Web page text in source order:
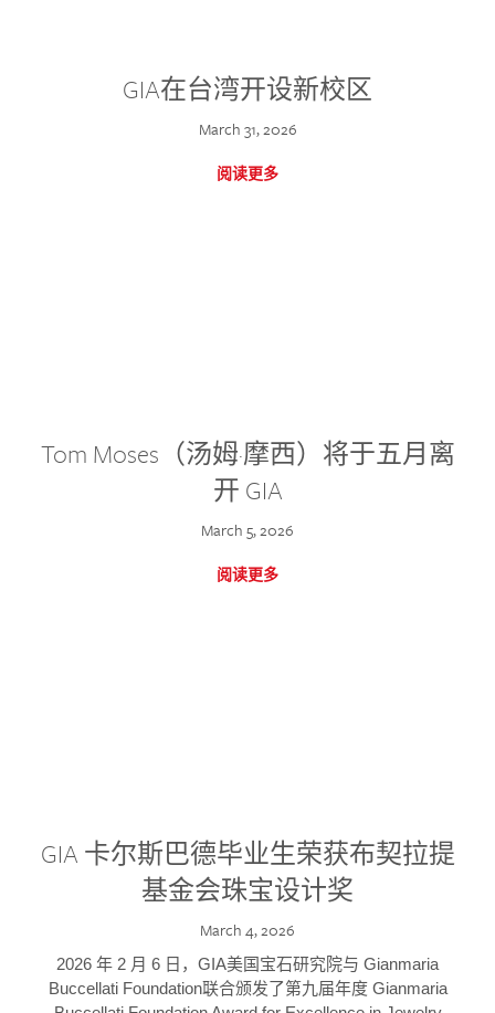
GIA在台湾开设新校区
March 31, 2026
阅读更多
Tom Moses（汤姆·摩西）将于五月离
开 GIA
March 5, 2026
阅读更多
GIA 卡尔斯巴德毕业生荣获布契拉提
基金会珠宝设计奖
March 4, 2026
2026 年 2 月 6 日，GIA美国宝石研究院与 Gianmaria
Buccellati Foundation联合颁发了第九届年度 Gianmaria